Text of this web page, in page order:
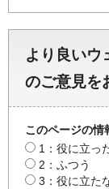
より良いウ
のご意見を
このページの情
1：役に立っ
2：ふつう
3：役に立た